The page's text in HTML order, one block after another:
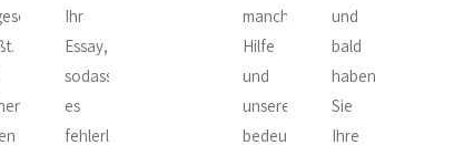
Ihr
Essay,
sodass
es
fehlerlos
manchmal
Hilfe
und
unsere
bedeutet
und
bald
haben
Sie
Ihre